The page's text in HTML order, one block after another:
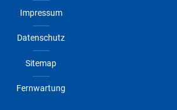
Impressum
Datenschutz
Sitemap
Fernwartung